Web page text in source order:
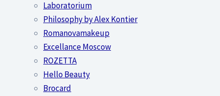
Laboratorium
Philosophy by Alex Kontier
Romanovamakeup
Excellance Moscow
ROZETTA
Hello Beauty
Brocard